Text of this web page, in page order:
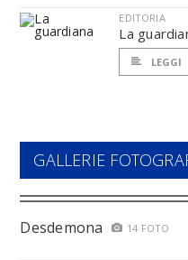
EDITORIA
La
LEGGI
GALLERIE
Desdemona 14 FOTO